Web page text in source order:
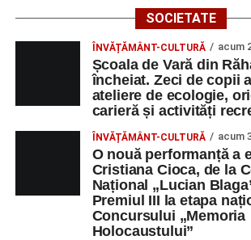
SOCIETATE
ÎNVĂȚĂMÂNT-CULTURĂ acum
Școala de Vară din
încheiat. Zeci de copii
ateliere de ecologie,
carieră și activități
ÎNVĂȚĂMÂNT-CULTURĂ acum
O nouă performanță a
Cristiana Cioca, de la
Național „Lucian
Premiul III la etapa
Concursului „Memoria
Holocaustului”